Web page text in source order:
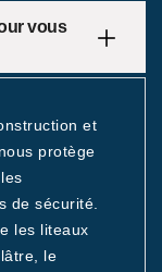
vous
et
protège
de sécurité.
les liteaux
le